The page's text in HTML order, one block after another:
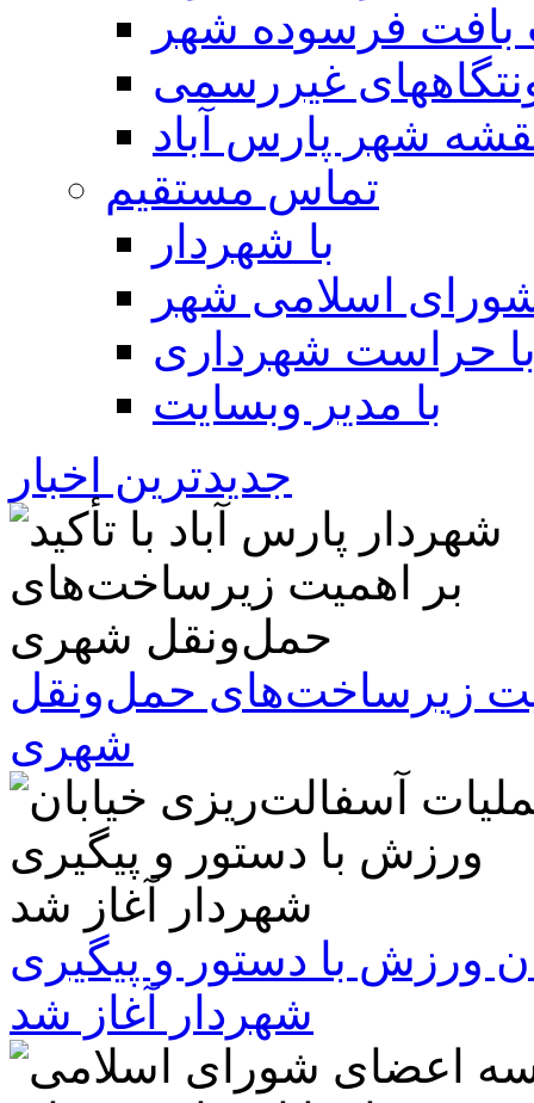
بافت فرسوده شهر
غیررسمی
شهر پارس آباد
تماس مستقیم
با شهردار
اسلامی شهر
حراست شهرداری
با مدیر وبسایت
جدیدترین اخبار
زیرساخت‌های حمل‌ونقل
شهری
ورزش با دستور و پیگیری
شهردار آغاز شد